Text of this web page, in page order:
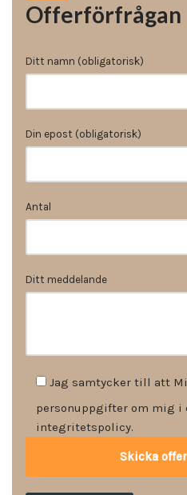
Offerförfrågan
Ditt namn (obligatorisk)
Din epost (obligatorisk)
Antal
Ditt meddelande
Jag samtycker till att
personuppgifter om mig i
integritetspolicy.